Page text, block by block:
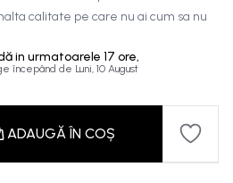
calitate pe care nu ai cum sa nu
in urmatoarele 17 ore,
începând de Luni, 10 August
ADAUGĂ ÎN COȘ